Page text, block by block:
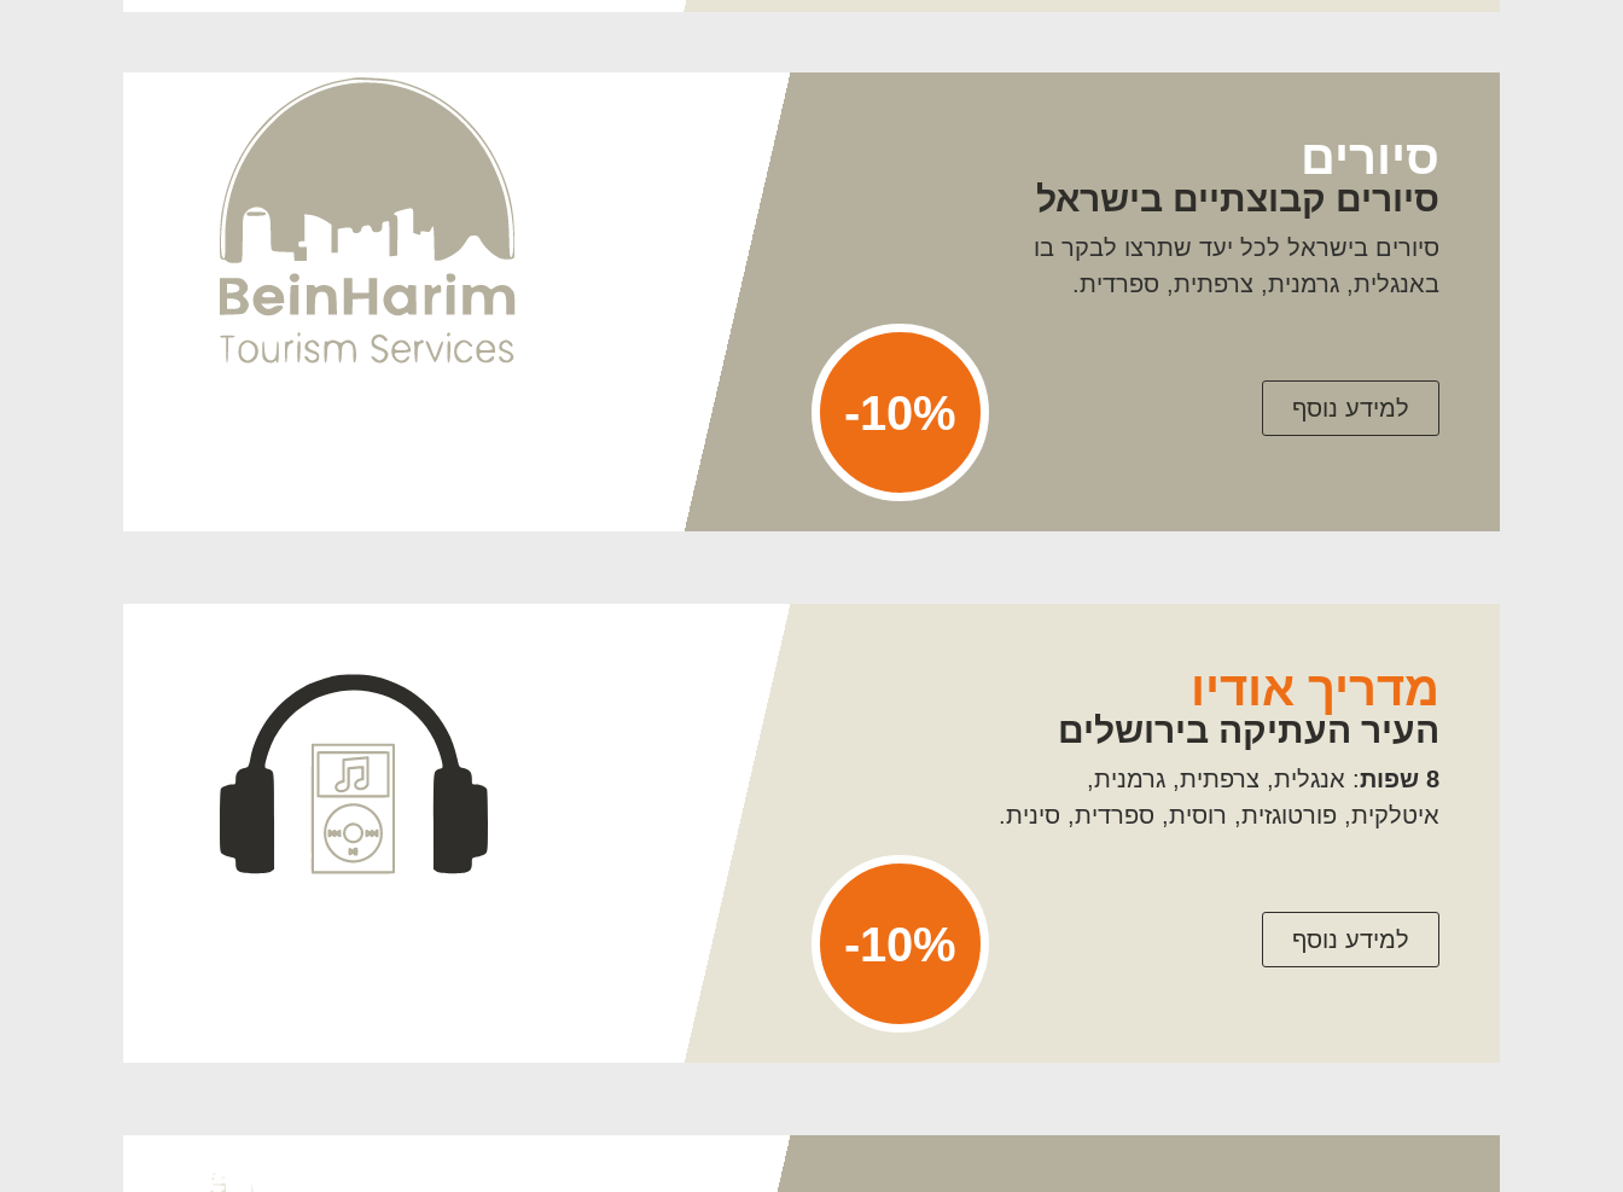
סיורים
סיורים קבוצתיים בישראל
סיורים בישראל לכל יעד שתרצו לבקר בו
באנגלית, גרמנית, צרפתית, ספרדית.
למידע נוסף 10%-
מדריך אודיו
העיר העתיקה בירושלים
8 שפות: אנגלית, צרפתית, גרמנית,
איטלקית, פורטוגזית, רוסית, ספרדית, סינית.
למידע נוסף 10%-